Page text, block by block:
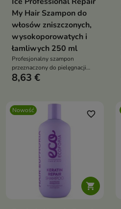
My Hair Szampon do
włosów zniszczonych,
wysokoporowatych i
łamliwych 250 ml
Profesjonalny szampon
przeznaczony do pielęgnacji
włosów osłabionych,
8,63 €
Nowość

favorite_border